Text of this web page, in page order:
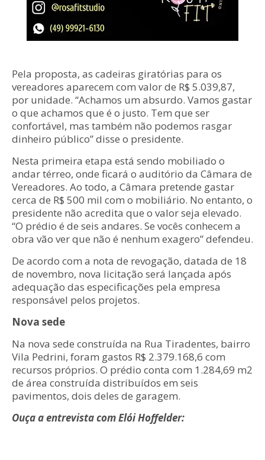
Pela proposta, as cadeiras giratórias para os
vereadores aparecem com valor de R$ 5.039,87,
por unidade. “Achamos um absurdo. Vamos gastar
o que achamos que é o justo. Tem que ser
confortável, mas também não podemos rasgar
dinheiro público” disse o presidente.
Nesta primeira etapa está sendo mobiliado o
andar térreo, onde ficará o auditório da Câmara de
Vereadores. Ao todo, a Câmara pretende gastar
cerca de R$ 500 mil com o mobiliário. No entanto, o
presidente não acredita que o valor seja elevado.
“O prédio é de seis andares. Se vocês conhecem a
obra vão ver que não é nenhum exagero” defendeu.
De acordo com a nota de revogação, datada de 18
de novembro, nova licitação será lançada após
adequação das especificações pela empresa
responsável pelos projetos.
Nova sede
Na nova sede construída na Rua Tiradentes, bairro
Vila Pedrini, foram gastos R$ 2.379.168,6 com
recursos próprios. O prédio conta com 1.284,69 m2
de área construída distribuídos em seis
pavimentos, dois deles de garagem.
Ouça a entrevista com Elói Hoffelder: